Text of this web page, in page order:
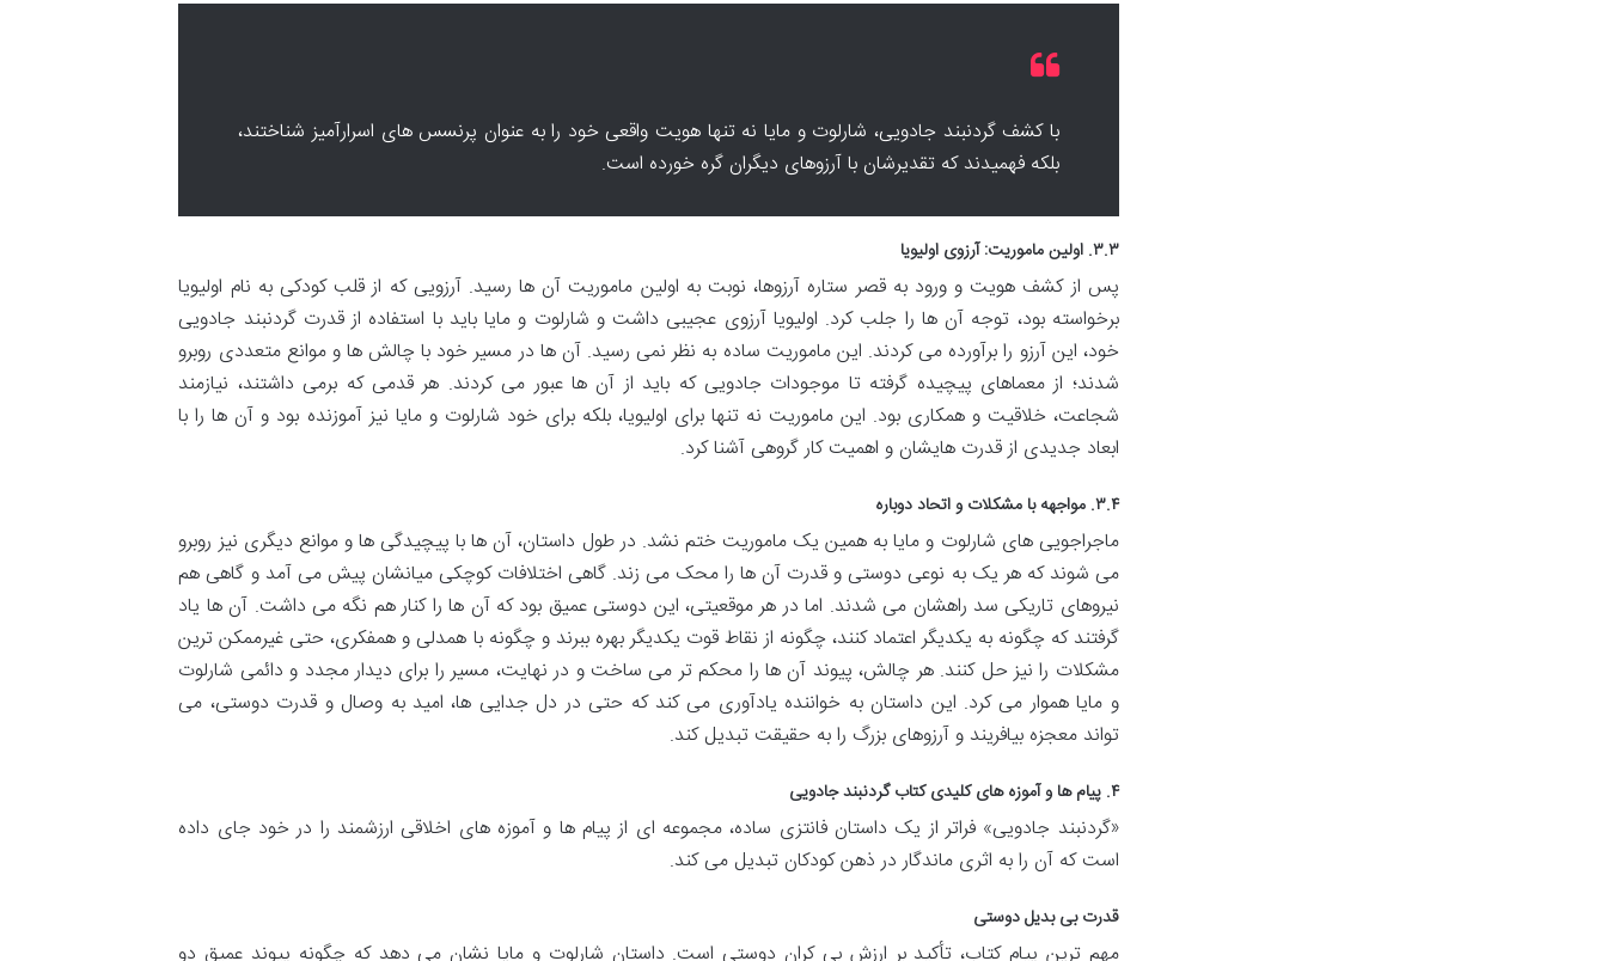
با کشف گردنبند جادویی، شارلوت و مایا نه تنها هویت واقعی خود را به عنوان پرنسس های اسرارآمیز شناختند،
بلکه فهمیدند که تقدیرشان با آرزوهای دیگران گره خورده است.
۳.۳. اولین ماموریت: آرزوی اولیویا
پس از کشف هویت و ورود به قصر ستاره آرزوها، نوبت به اولین ماموریت آن ها رسید. آرزویی که از قلب کودکی به نام اولیویا
برخواسته بود، توجه آن ها را جلب کرد. اولیویا آرزوی عجیبی داشت و شارلوت و مایا باید با استفاده از قدرت گردنبند جادویی
خود، این آرزو را برآورده می کردند. این ماموریت ساده به نظر نمی رسید. آن ها در مسیر خود با چالش ها و موانع متعددی روبرو
شدند؛ از معماهای پیچیده گرفته تا موجودات جادویی که باید از آن ها عبور می کردند. هر قدمی که برمی داشتند، نیازمند
شجاعت، خلاقیت و همکاری بود. این ماموریت نه تنها برای اولیویا، بلکه برای خود شارلوت و مایا نیز آموزنده بود و آن ها را با
ابعاد جدیدی از قدرت هایشان و اهمیت کار گروهی آشنا کرد.
۳.۴. مواجهه با مشکلات و اتحاد دوباره
ماجراجویی های شارلوت و مایا به همین یک ماموریت ختم نشد. در طول داستان، آن ها با پیچیدگی ها و موانع دیگری نیز روبرو
می شوند که هر یک به نوعی دوستی و قدرت آن ها را محک می زند. گاهی اختلافات کوچکی میانشان پیش می آمد و گاهی هم
نیروهای تاریکی سد راهشان می شدند. اما در هر موقعیتی، این دوستی عمیق بود که آن ها را کنار هم نگه می داشت. آن ها یاد
گرفتند که چگونه به یکدیگر اعتماد کنند، چگونه از نقاط قوت یکدیگر بهره ببرند و چگونه با همدلی و همفکری، حتی غیرممکن ترین
مشکلات را نیز حل کنند. هر چالش، پیوند آن ها را محکم تر می ساخت و در نهایت، مسیر را برای دیدار مجدد و دائمی شارلوت
و مایا هموار می کرد. این داستان به خواننده یادآوری می کند که حتی در دل جدایی ها، امید به وصال و قدرت دوستی، می
تواند معجزه بیافریند و آرزوهای بزرگ را به حقیقت تبدیل کند.
۴. پیام ها و آموزه های کلیدی کتاب گردنبند جادویی
«گردنبند جادویی» فراتر از یک داستان فانتزی ساده، مجموعه ای از پیام ها و آموزه های اخلاقی ارزشمند را در خود جای داده
است که آن را به اثری ماندگار در ذهن کودکان تبدیل می کند.
قدرت بی بدیل دوستی
مهم ترین پیام کتاب، تأکید بر ارزش بی کران دوستی است. داستان شارلوت و مایا نشان می دهد که چگونه پیوند عمیق دو